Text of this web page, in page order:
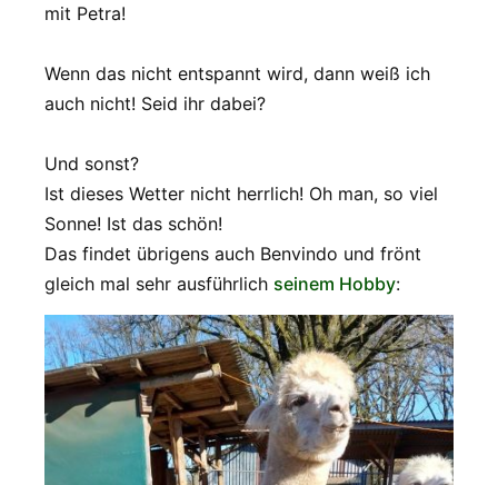
mit Petra!
Wenn das nicht entspannt wird, dann weiß ich
auch nicht! Seid ihr dabei?
Und sonst?
Ist dieses Wetter nicht herrlich! Oh man, so viel
Sonne! Ist das schön!
Das findet übrigens auch Benvindo und frönt
gleich mal sehr ausführlich seinem Hobby: